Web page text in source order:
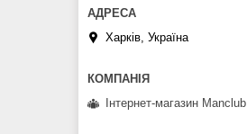
Харків, Україна
Інтернет-магазин Manclub